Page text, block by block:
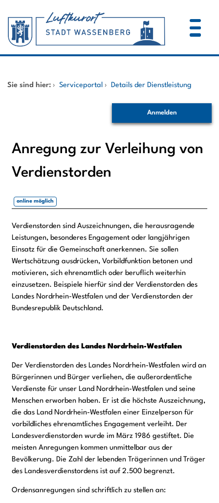
Dienstleistungen A-Z
Sie sind hier: › Serviceportal › Details der Dienstleistung
Anmelden
Anregung zur Verleihung von
Verdienstorden
online möglich
Beschreibung
Verdienstorden sind Auszeichnungen, die herausragende
Leistungen, besonderes Engagement oder langjährigen
Einsatz für die Gemeinschaft anerkennen. Sie sollen
Wertschätzung ausdrücken, Vorbildfunktion betonen und
motivieren, sich ehrenamtlich oder beruflich weiterhin
einzusetzen. Beispiele hierfür sind der Verdienstorden des
Landes Nordrhein-Westfalen und der Verdienstorden der
Bundesrepublik Deutschland.
Verdienstorden des Landes Nordrhein-Westfalen
Der Verdienstorden des Landes Nordrhein-Westfalen wird an
Bürgerinnen und Bürger verliehen, die außerordentliche
Verdienste für unser Land Nordrhein-Westfalen und seine
Menschen erworben haben. Er ist die höchste Auszeichnung,
die das Land Nordrhein-Westfalen einer Einzelperson für
vorbildliches ehrenamtliches Engagement verleiht. Der
Landesverdienstorden wurde im März 1986 gestiftet. Die
meisten Anregungen kommen unmittelbar aus der
Bevölkerung. Die Zahl der lebenden Trägerinnen und Träger
des Landesverdienstordens ist auf 2.500 begrenzt.
Ordensanregungen sind schriftlich zu stellen an: